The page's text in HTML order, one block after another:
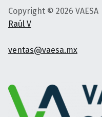
Copyright © 2026 VAESA |
Raúl V
ventas@vaesa.mx